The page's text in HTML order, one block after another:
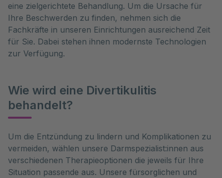
eine zielgerichtete Behandlung. Um die Ursache für
Ihre Beschwerden zu finden, nehmen sich die
Fachkräfte in unseren Einrichtungen ausreichend Zeit
für Sie. Dabei stehen ihnen modernste Technologien
zur Verfügung.
Wie wird eine Divertikulitis
behandelt?
Um die Entzündung zu lindern und Komplikationen zu
vermeiden, wählen unsere Darmspezialist:innen aus
verschiedenen Therapieoptionen die jeweils für Ihre
Situation passende aus. Unsere fürsorglichen und